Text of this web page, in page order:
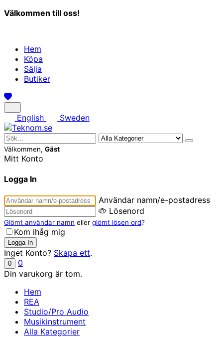
Välkommen till oss!
Hem
Köpa
Sälja
Butiker
English Sweden
Välkommen, Gäst
Mitt Konto
Logga In
Användar namn/e-postadress
Lösenord
Glömt användar namn eller glömt lösen ord?
Kom ihåg mig
Inget Konto? Skapa ett.
0
0
Din varukorg är tom.
Hem
REA
Studio/Pro Audio
Musikinstrument
Alla Kategorier